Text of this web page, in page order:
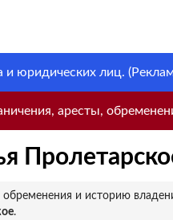
и юридических лиц.
аресты,
и историю
.